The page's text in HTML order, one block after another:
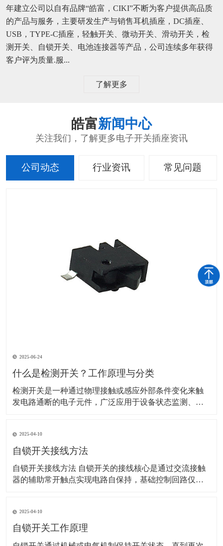
年建立公司以自有品牌“皓富，CIKI”不断为客户提供高品质
的产品与服务，主要研发生产与销售耳机插座，DC插座、
USB，TYPE-C插座，轻触开关、微动开关、滑动开关，检
测开关、自锁开关、电池连接器等产品，公司连续多年获得
客户评为质量.服...
了解更多
皓富新闻中心
关注我们，了解更多电子开关插座资讯
公司动态 行业资讯 常见问题
2025-06-24
什么是检测开关？工作原理与分类
检测开关是一种通过物理接触或感应外部条件变化来触
发电路通断的电子元件，广泛应用于设备状态监测、安
内部电路状态： 机械式：外力（如按压、位移）使内部
弹片或触点变形，直接连通或断开电路。 示
2025-04-10
自锁开关接线方法
自锁开关接线方法 自锁开关的接线核心是通过交流接触
器的辅助常开触点实现电路自保持，基础控制回路仅需6
触器线圈的A1端子，火线（L）经熔断器后接入热继电器
常闭触点（95），再连接至停
2025-04-10
自锁开关工作原理